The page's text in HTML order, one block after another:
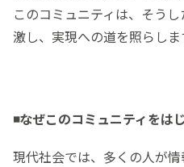
このコミュニティは、そう
激し、実現への道を照らしま
◾️なぜこのコミュニティをは
現代社会では、多くの人が